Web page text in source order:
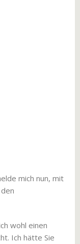
mich nun, mit
wohl einen
Ich hätte Sie